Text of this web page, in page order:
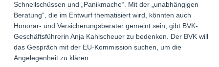
Schnellschüssen und „Panikmache“. Mit der „unabhängigen
Beratung“, die im Entwurf thematisiert wird, könnten auch
Honorar- und Versicherungsberater gemeint sein, gibt BVK-
Geschäftsführerin Anja Kahlscheuer zu bedenken. Der BVK will
das Gespräch mit der EU-Kommission suchen, um die
Angelegenheit zu klären.